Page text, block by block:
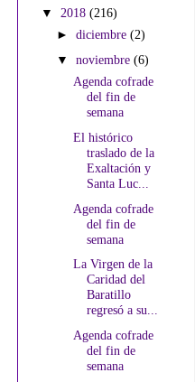
▼ 2018 (216)
►diciembre(2)
▼noviembre(6)
Agenda cofrade
del fin de
semana
El histórico
traslado de la
Exaltación y
Santa Luc...
Agenda cofrade
del fin de
semana
La Virgen de la
Caridad del
Baratillo
regresó a su...
Agenda cofrade
del fin de
semana